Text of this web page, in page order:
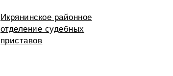
Икрянинское районное
отделение судебных
приставов